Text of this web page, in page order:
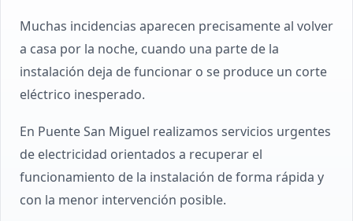
Muchas incidencias aparecen precisamente al volver
a casa por la noche, cuando una parte de la
instalación deja de funcionar o se produce un corte
eléctrico inesperado.
En Puente San Miguel realizamos servicios urgentes
de electricidad orientados a recuperar el
funcionamiento de la instalación de forma rápida y
con la menor intervención posible.